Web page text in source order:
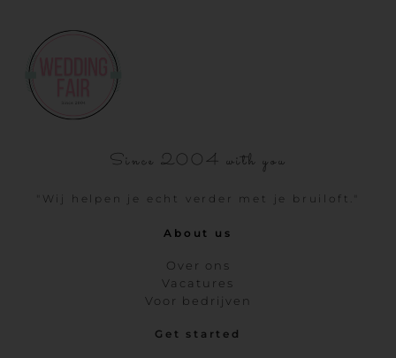
Since 2004 with you
"Wij helpen je echt verder met je bruiloft."
About us
Over ons
Vacatures
Voor bedrijven
Get started